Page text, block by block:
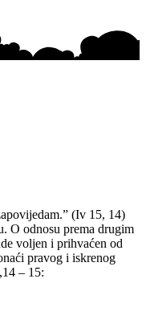
(Iv 15, 14)
O odnosu prema drugim
voljen i prihvaćen od
pravog i iskrenog
– 15: